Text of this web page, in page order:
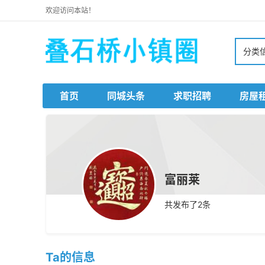
欢迎访问本站！
分类
首页 同城头条 求职招聘 房屋
富丽莱
共发布了2条
Ta的信息